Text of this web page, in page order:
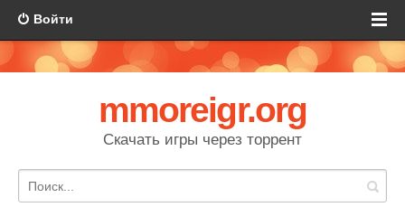
Войти
mmoreigr.org
Скачать игры через торрент